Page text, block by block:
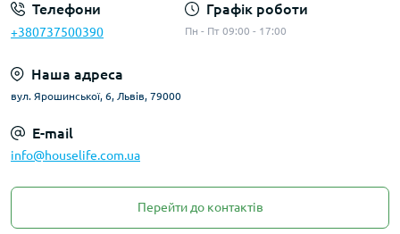
Телефони
+380737500390
Графік роботи
Пн - Пт 09:00 - 17:00
Наша адреса
вул. Ярошинської, 6, Львів, 79000
E-mail
info@houselife.com.ua
Перейти до контактів